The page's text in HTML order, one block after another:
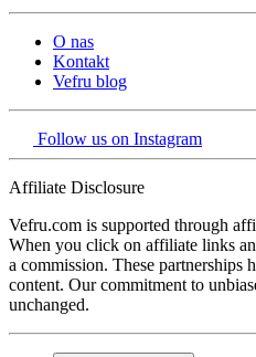
O nas
Kontakt
Vefru blog
Follow us on Instagram
Affiliate Disclosure
Vefru.com is supported through
When you click on affiliate links
a commission. These
content. Our commitment to
unchanged.